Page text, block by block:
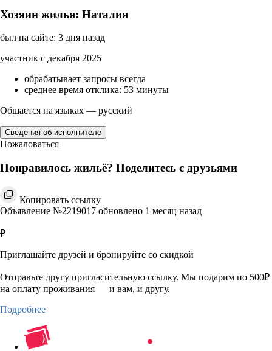
Хозяин жилья: Наталия
был на сайте: 3 дня назад
участник с декабря 2025
обрабатывает запросы всегда
среднее время отклика: 53 минуты
Общается на языках — русский
Сведения об исполнителе
Пожаловаться
Понравилось жильё? Поделитесь с друзьями
Копировать ссылку
Объявление №2219017 обновлено 1 месяц назад
₽
Приглашайте друзей и бронируйте со скидкой
Отправьте другу пригласительную ссылку. Мы подарим по 500₽
на оплату проживания — и вам, и другу.
Подробнее